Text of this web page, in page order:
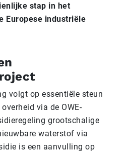
stap in het
Europese industriële
volgt op essentiële steun
via de OWE-
grootschalige
waterstof via
is een aanvulling op